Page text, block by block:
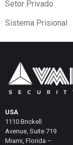
Setor Privado
Sistema Prisional
USA
1110 Brickell
Avenue, Suite 719
Miami, Florida –